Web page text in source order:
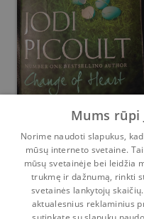
Change of heart
Jodi Picoult
Prieš5 m.
Mums rūpi
Norime naudoti slapukus,
mūsų interneto svetaine.
mūsų svetainėje bei leidžia
trukmę ir dažnumą, rinkti
svetainės lankytojų
aktualesnius reklaminius